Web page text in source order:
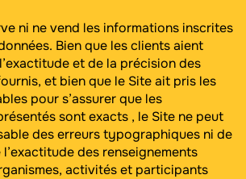
ni ne vend les informations inscrites
Bien que les clients aient
et de la précision des
et bien que le Site ait pris les
pour s’assurer que les
sont exacts , le Site ne peut
des erreurs typographiques ni de
des renseignements
activités et participants